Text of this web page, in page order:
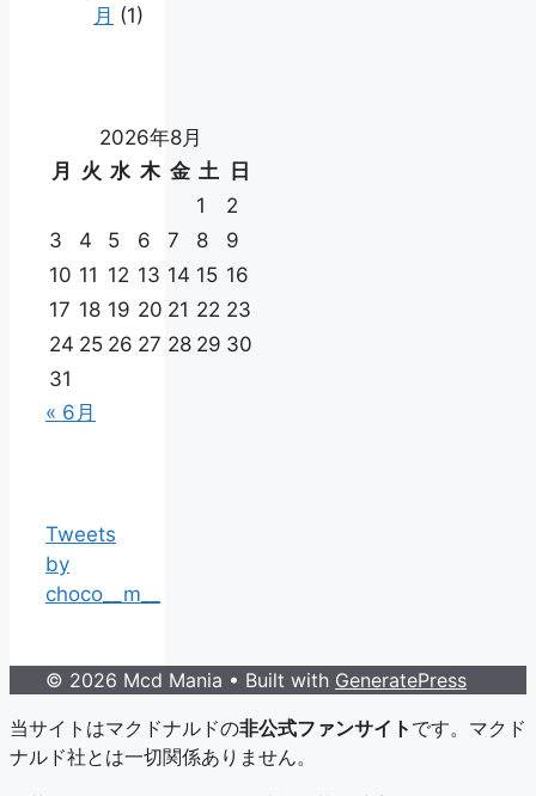
月 (1)
2026年8月
月
火 水 木 金 土
日
1
2
3
4 5 6 7 8
9
10 11 12 13 14 15 16
17 18 19 20 21 22 23
24 25 26 27 28 29 30
31
« 6月
Tweets
by
choco__m__
© 2026 Mcd Mania • Built with GeneratePress
当サイトはマクドナルドの非公式ファンサイト です。マクド
ナルド社とは一切関係ありません。